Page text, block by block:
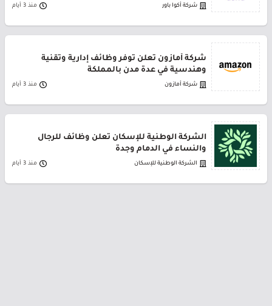
شركة أكوا باور منذ 3 أيام
شركة أمازون تعلن توفر وظائف إدارية وتقنية
وهندسية في عدة مدن بالمملكة
شركة أمازون منذ 3 أيام
الشركة الوطنية للإسكان تعلن وظائف للرجال
والنساء في الدمام وجدة
الشركة الوطنية للإسكان منذ 3 أيام